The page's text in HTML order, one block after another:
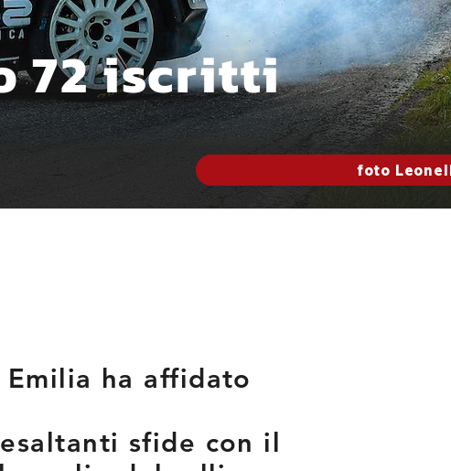
Emilia ha affidato
sfide con il
72 iscritti
foto